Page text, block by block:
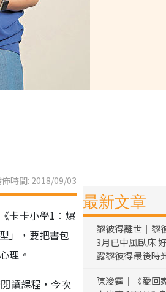
佈時間: 2018/09/03
卡卡小學1︰爆
」，要把書包
理。
讀課程，今次
最新文章
黎彼得離世｜黎
3月已中風臥床
露黎彼得最後時
陳浚霆｜《愛回